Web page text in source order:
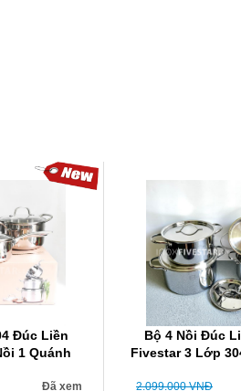
Đúc Liền
1 Quánh
Đã xem
Bộ 4 Nồi Đúc
Fivestar 3 Lớp
2.099.000VNĐ